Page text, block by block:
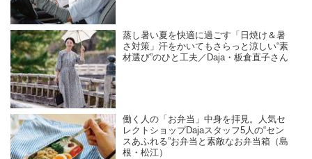
蒸し暑い夏を快適に過ごす「日焼け＆暑
さ対策」汗をかいてもさらっと涼しい“素
材選び”のひと工夫／Daja・板倉直子さん
働く人の「お弁当」中身を拝見。人気セ
レクトショップDajaスタッフ5人の“セン
スあふれる”お弁当と素敵なお弁当箱（島
根・松江）